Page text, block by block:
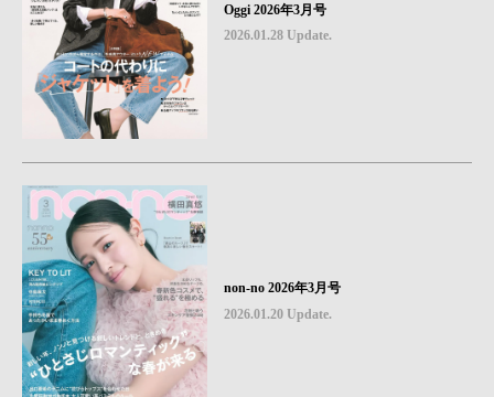
Oggi 2026年3月号
2026.01.28 Update.
non-no 2026年3月号
2026.01.20 Update.